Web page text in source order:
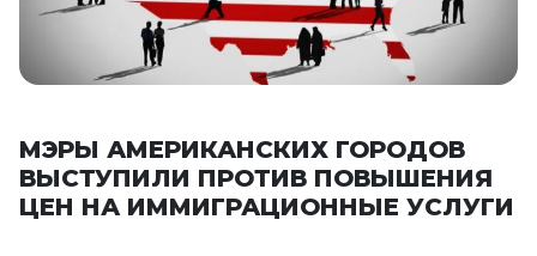
МЭРЫ АМЕРИКАНСКИХ ГОРОДОВ
ВЫСТУПИЛИ ПРОТИВ ПОВЫШЕНИЯ
ЦЕН НА ИММИГРАЦИОННЫЕ УСЛУГИ